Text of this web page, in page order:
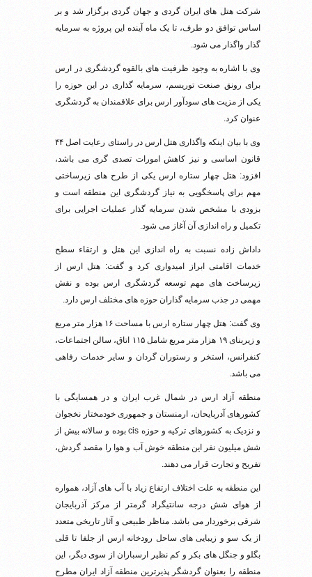
شرکت هتل های ایران گردی و جهان گردی برگزار شد و بر
اساس توافق دو طرف، تا یک ماه آینده این پروژه به سرمایه
گذار واگذار می شود.
وی با اشاره به وجود ظرفیت های بالقوه گردشگری در ارس
برای رونق صنعت توریسم، سرمایه گذاری در این حوزه را
یکی از مزیت های سودآور ارس برای علاقمندان به گردشگری
عنوان کرد.
وی با بیان اینکه واگذاری هتل ارس در راستای رعایت اصل ۴۴
قانون اساسی و نیز کاهش امورات تصدی گری می باشد،
افزود: هتل چهار ستاره ارس یکی از طرح های زیرساختی
مهم برای پاسخگویی به نیاز گردشگری این منطقه است و
بزودی با مشخص شدن سرمایه گذار عملیات اجرایی برای
تکمیل و راه اندازی آن آغاز می شود.
داداش زاده نسبت به راه اندازی این هتل و ارتقاء سطح
خدمات اقامتی ابراز امیدواری کرد و گفت: هتل ارس از
زیرساخت های مهم توسعه گردشگری ارس بوده و نقش
مهمی در جذب سرمایه گذاران حوزه های مختلف ارس دارد.
وی گفت: هتل چهار ستاره ارس با مساحت ۱۶ هزار متر مربع
و زیربنای ۱۹ هزار متر مربع شامل ۱۱۵ اتاق، سالن اجتماعات،
کنفرانس، استخر و رستوران گردان و سایر خدمات رفاهی
می باشد.
منطقه آزاد ارس در شمال غرب ایران و در همسایگی با
کشورهای آدربایحان، ارمنستان و جمهوری خودمختار نخجوان
و نزدیک به کشورهای ترکیه و حوزه cis بوده و سالانه بیش از
شش میلیون نفر این منطقه خوش آب و هوا را مقصد گردش،
تفریح و تجارت قرار می دهند.
این منطقه به علت اختلاف ارتفاع زیاد با آب های آزاد، همواره
از هوای شش درجه سانتیگراد گرمتر از مرکز آذربایجان
شرقی برخوردار می باشد. مناظر طبیعی و آثار تاریخی متعدد
از یک سو و زیبایی های ساحل رودخانه ارس از جلفا تا قلی
بگلو و جنگل های بکر و کم نظیر ارسباران از سوی دیگر، این
منطقه را بعنوان گردشگر پذیرترین منطقه آزاد ایران مطرح